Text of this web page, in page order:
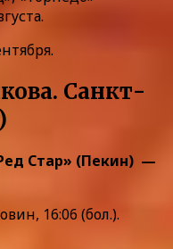
Санкт-
Стар» (Пекин) —
16:06 (бол.).